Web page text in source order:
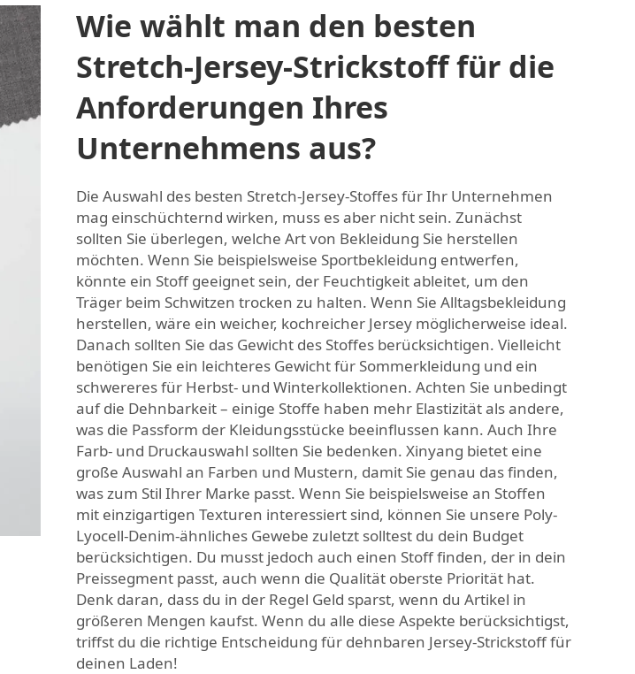
Wie wählt man den besten
Stretch-Jersey-Strickstoff für die
Anforderungen Ihres
Unternehmens aus?
Die Auswahl des besten Stretch-Jersey-Stoffes für Ihr Unternehmen
mag einschüchternd wirken, muss es aber nicht sein. Zunächst
sollten Sie überlegen, welche Art von Bekleidung Sie herstellen
möchten. Wenn Sie beispielsweise Sportbekleidung entwerfen,
könnte ein Stoff geeignet sein, der Feuchtigkeit ableitet, um den
Träger beim Schwitzen trocken zu halten. Wenn Sie Alltagsbekleidung
herstellen, wäre ein weicher, kochreicher Jersey möglicherweise ideal.
Danach sollten Sie das Gewicht des Stoffes berücksichtigen. Vielleicht
benötigen Sie ein leichteres Gewicht für Sommerkleidung und ein
schwereres für Herbst- und Winterkollektionen. Achten Sie unbedingt
auf die Dehnbarkeit – einige Stoffe haben mehr Elastizität als andere,
was die Passform der Kleidungsstücke beeinflussen kann. Auch Ihre
Farb- und Druckauswahl sollten Sie bedenken. Xinyang bietet eine
große Auswahl an Farben und Mustern, damit Sie genau das finden,
was zum Stil Ihrer Marke passt. Wenn Sie beispielsweise an Stoffen
mit einzigartigen Texturen interessiert sind, können Sie unsere Poly-
Lyocell-Denim-ähnliches Gewebe zuletzt solltest du dein Budget
berücksichtigen. Du musst jedoch auch einen Stoff finden, der in dein
Preissegment passt, auch wenn die Qualität oberste Priorität hat.
Denk daran, dass du in der Regel Geld sparst, wenn du Artikel in
größeren Mengen kaufst. Wenn du alle diese Aspekte berücksichtigst,
triffst du die richtige Entscheidung für dehnbaren Jersey-Strickstoff für
deinen Laden!